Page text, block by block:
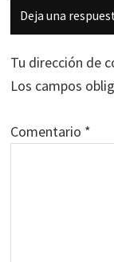
con
los
lectores
Deja una
Tu dirección de
Los campos
Comentario *